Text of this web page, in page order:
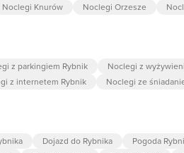
Noclegi Knurów Noclegi Orzesze
z parkingiem Rybnik Noclegi z
z internetem Rybnik Noclegi ze
Dojazd do Rybnika Pogoda